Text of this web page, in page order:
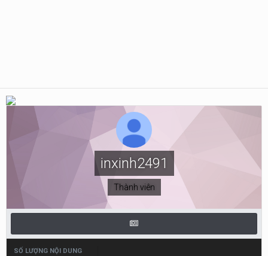
inxinh2491
Thành viên
SỐ LƯỢNG NỘI DUNG